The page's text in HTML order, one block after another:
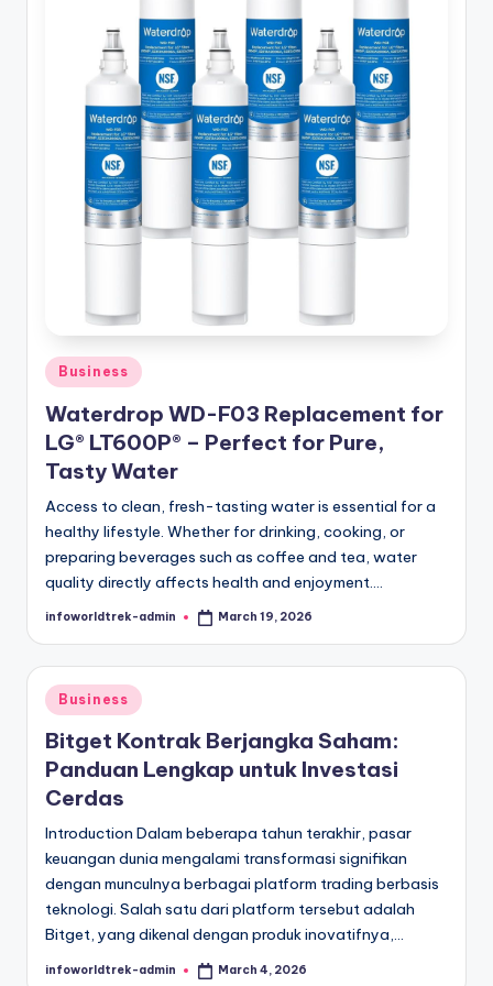
Posted
in
Business
Waterdrop WD-F03 Replacement for
LG® LT600P® – Perfect for Pure,
Tasty Water
Access to clean, fresh-tasting water is essential for a
healthy lifestyle. Whether for drinking, cooking, or
preparing beverages such as coffee and tea, water
quality directly affects health and enjoyment.…
Posted
infoworldtrek-admin March 19, 2026
Posted
in
Business
Bitget Kontrak Berjangka Saham:
Panduan Lengkap untuk Investasi
Cerdas
Introduction Dalam beberapa tahun terakhir, pasar
keuangan dunia mengalami transformasi signifikan
dengan munculnya berbagai platform trading berbasis
teknologi. Salah satu dari platform tersebut adalah
Bitget, yang dikenal dengan produk inovatifnya,…
Posted
infoworldtrek-admin March 4, 2026